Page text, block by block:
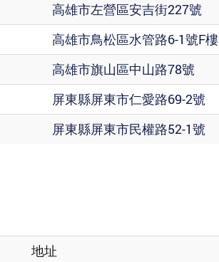
高雄市左營區安吉街227號
高雄市鳥松區水管路6-1號F樓
高雄市旗山區中山路78號
屏東縣屏東市仁愛路69-2號
屏東縣屏東市民權路52-1號
地址